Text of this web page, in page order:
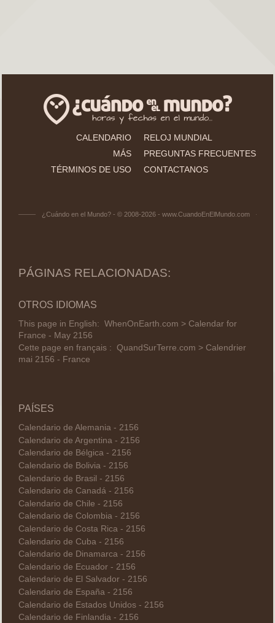
CALENDARIO
RELOJ MUNDIAL
MÁS
PREGUNTAS FRECUENTES
TÉRMINOS DE USO
CONTACTANOS
¿Cuándo en el Mundo? - © 2008-2026 - www.CuandoEnElMundo.com
PÁGINAS RELACIONADAS:
OTROS IDIOMAS
This page in English: WhenOnEarth.com > Calendar for
France - May 2156
Cette page en français : QuandSurTerre.com > Calendrier
mai 2156 - France
PAÍSES
Calendario de Alemania - 2156
Calendario de Argentina - 2156
Calendario de Bélgica - 2156
Calendario de Bolivia - 2156
Calendario de Brasil - 2156
Calendario de Canadá - 2156
Calendario de Chile - 2156
Calendario de Colombia - 2156
Calendario de Costa Rica - 2156
Calendario de Cuba - 2156
Calendario de Dinamarca - 2156
Calendario de Ecuador - 2156
Calendario de El Salvador - 2156
Calendario de España - 2156
Calendario de Estados Unidos - 2156
Calendario de Finlandia - 2156